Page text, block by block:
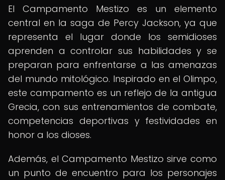
El Campamento Mestizo es un elemento
central en la saga de Percy Jackson, ya que
representa el lugar donde los semidioses
aprenden a controlar sus habilidades y se
preparan para enfrentarse a las amenazas
del mundo mitológico. Inspirado en el Olimpo,
este campamento es un reflejo de la antigua
Grecia, con sus entrenamientos de combate,
competencias deportivas y festividades en
honor a los dioses.
Además, el Campamento Mestizo sirve como
un punto de encuentro para los personajes